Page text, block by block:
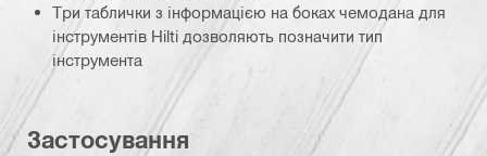
Три таблички з інформацією на боках чемодана для
інструментів Hilti дозволяють позначити тип
інструмента
Застосування